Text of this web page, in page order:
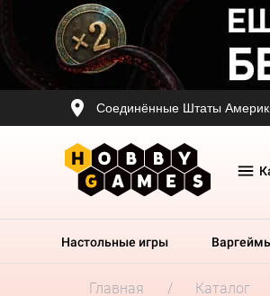
Соединённые Штаты
Настольные игры
Главная Каталог